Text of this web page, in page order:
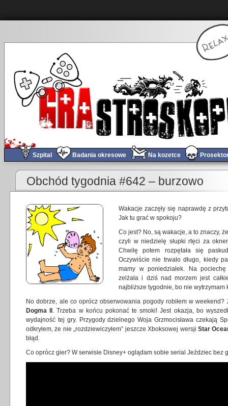
Szpital Badania okresowe Na kozetce
Obchód tygodnia #641
Obchód tygodnia #642 – burzowo
Wakacje zaczęły się naprawdę z
Jak tu grać w spokoju?
Co jest? No, są wakacje, a to znaczy,
czyli w niedzielę słupki rtęci za
Chwilę potem rozpętała się
Oczywiście nie trwało długo, kiedy
mamy w poniedziałek. Na
zelżała i dziś nad morzem jest
najbliższe tygodnie, bo nie wytrzymam
No dobrze, ale co oprócz obserwowania pogody robiłem w
Dogma II . Trzeba w końcu pokonać te smoki! Jest okazja, bo
wydajność tej gry. Przygody dzielnego Woja Grzmocisława czekają
odkryłem, że nie „rozdziewiczyłem” jeszcze Xboksowej wersji Star
błąd.
Co oprócz gier? W serwisie Disney+ oglądam sobie serial Jeździec bez